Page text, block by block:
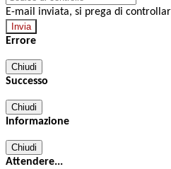
E-mail inviata, si prega di
Errore
Chiudi
Successo
Chiudi
Informazione
Chiudi
Attendere...